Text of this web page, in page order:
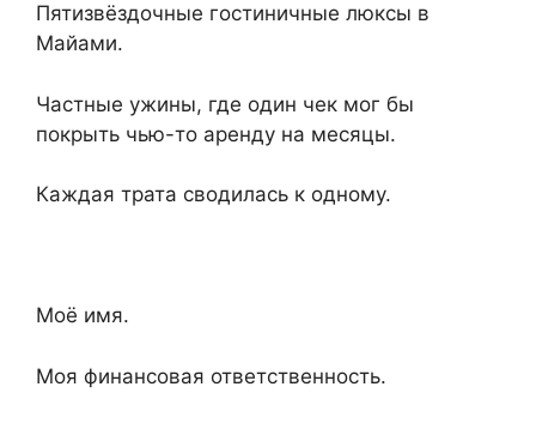
Пятизвёздочные гостиничные люксы в
Майами.
Частные ужины, где один чек мог бы
покрыть чью-то аренду на месяцы.
Каждая трата сводилась к одному.
Моё имя.
Моя финансовая ответственность.